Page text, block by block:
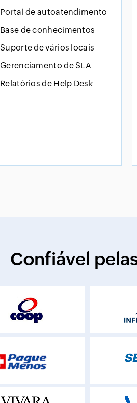
Portal de autoatendimento
Base de conhecimentos
Suporte de vários locais
Gerenciamento de SLA
Relatórios de Help Desk
Confiável